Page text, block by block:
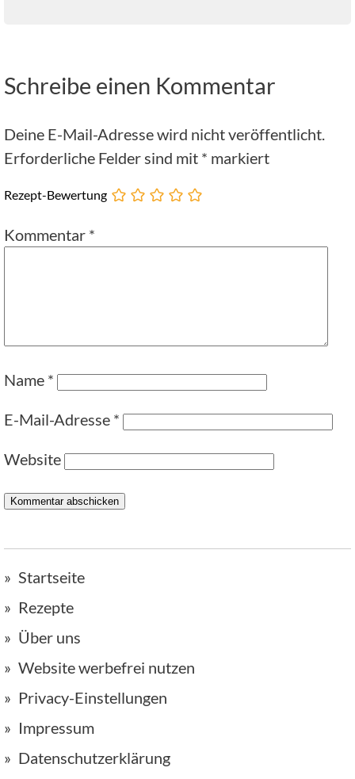
Schreibe einen Kommentar
Deine E-Mail-Adresse wird nicht veröffentlicht.
Erforderliche Felder sind mit * markiert
Rezept-Bewertung
Kommentar *
Name *
E-Mail-Adresse *
Website
Startseite
Rezepte
Über uns
Website werbefrei nutzen
Privacy-Einstellungen
Impressum
Datenschutzerklärung